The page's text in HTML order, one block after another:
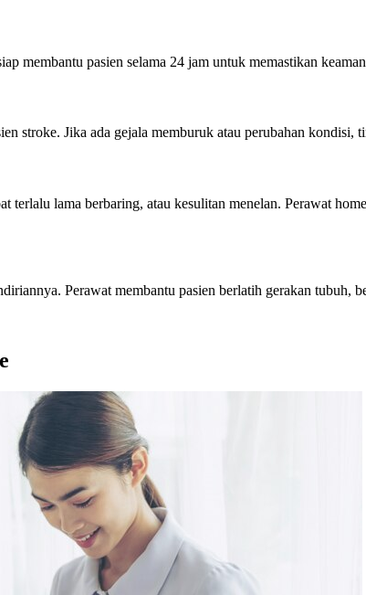
membantu pasien selama 24 jam untuk memastikan
stroke. Jika ada gejala memburuk atau perubahan kondisi,
lama berbaring, atau kesulitan menelan. Perawat
Perawat membantu pasien berlatih gerakan tubuh,